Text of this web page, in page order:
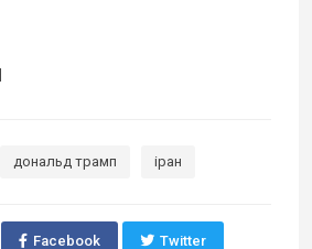
дональд трамп іран
Facebook Twitter